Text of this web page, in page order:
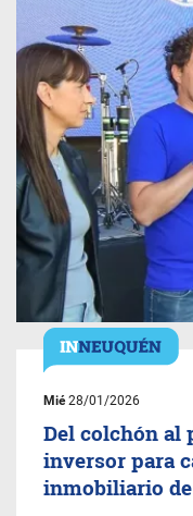
Mié28/01/2026
Del colchón al
inversor para
inmobiliario